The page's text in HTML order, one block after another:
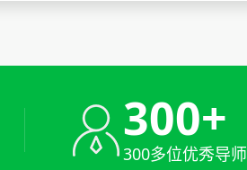
300+
300多位优秀导师